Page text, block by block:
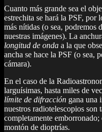
Cuanto más grande sea el
estrechita se hará la PSF, por
más nítidas (o sea, podremos
nuestras imágenes). La
longitud de onda a la que
ancha se hace la PSF (o sea,
cámara).
En el caso de la
larguísimas, hasta miles de
límite de difracción gana una
nuestros radiotelescopios son
completamente
montón de dioptrías.